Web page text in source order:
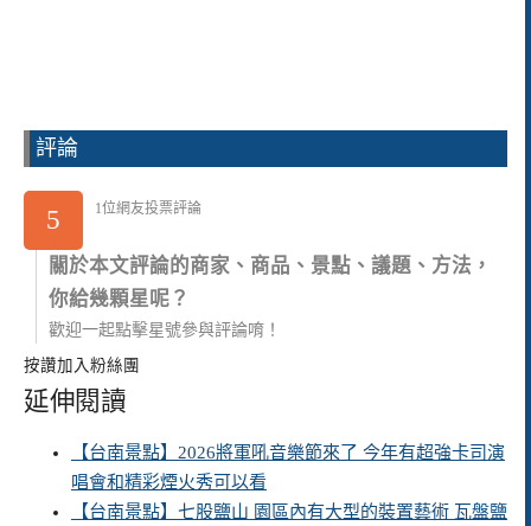
評論
5 1位網友投票評論
關於本文評論的商家、商品、景點、議題、方法，
你給幾顆星呢？
歡迎一起點擊星號參與評論唷！
按讚加入粉絲團
延伸閱讀
【台南景點】2026將軍吼音樂節來了 今年有超強卡司演
唱會和精彩煙火秀可以看
【台南景點】七股鹽山 園區內有大型的裝置藝術 瓦盤鹽